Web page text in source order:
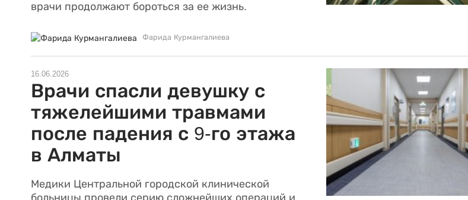
врачи продолжают бороться за ее жизнь.
Фарида Курмангалиева
16.06.2026
Врачи спасли девушку с
тяжелейшими травмами
после падения с 9-го этажа
в Алматы
Медики Центральной городской клинической
больницы провели серию сложнейших операций и